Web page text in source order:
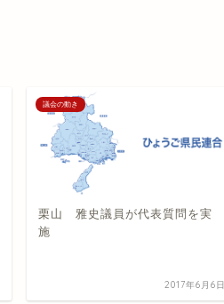
議会の動き
栗山 雅史議員が代表質問を実
施
2017年6月6日